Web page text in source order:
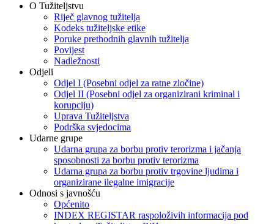
O Tužiteljstvu
Riječ glavnog tužitelja
Kodeks tužiteljske etike
Poruke prethodnih glavnih tužitelja
Povijest
Nadležnosti
Odjeli
Odjel I (Posebni odjel za ratne zločine)
Odjel II (Posebni odjel za organizirani kriminal i
korupciju)
Uprava Tužiteljstva
Podrška svjedocima
Udarne grupe
Udarna grupa za borbu protiv terorizma i jačanja
sposobnosti za borbu protiv terorizma
Udarna grupa za borbu protiv trgovine ljudima i
organizirane ilegalne imigracije
Odnosi s javnošću
Općenito
INDEX REGISTAR raspoloživih informacija pod